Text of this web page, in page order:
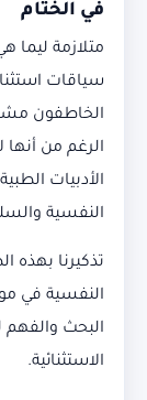
في الختام
متلازمة
سياقات
الخاطفون
الرغم من أنها
الأدبيات
النفسية
تذكيرنا بهذه
النفسية في
البحث
الاستثنائية.